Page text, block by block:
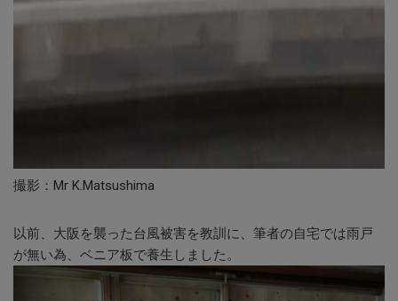
撮影：Mr K.Matsushima
以前、大阪を襲った台風被害を教訓に、筆者の自宅では雨戸
が無い為、ベニア板で養生しました。